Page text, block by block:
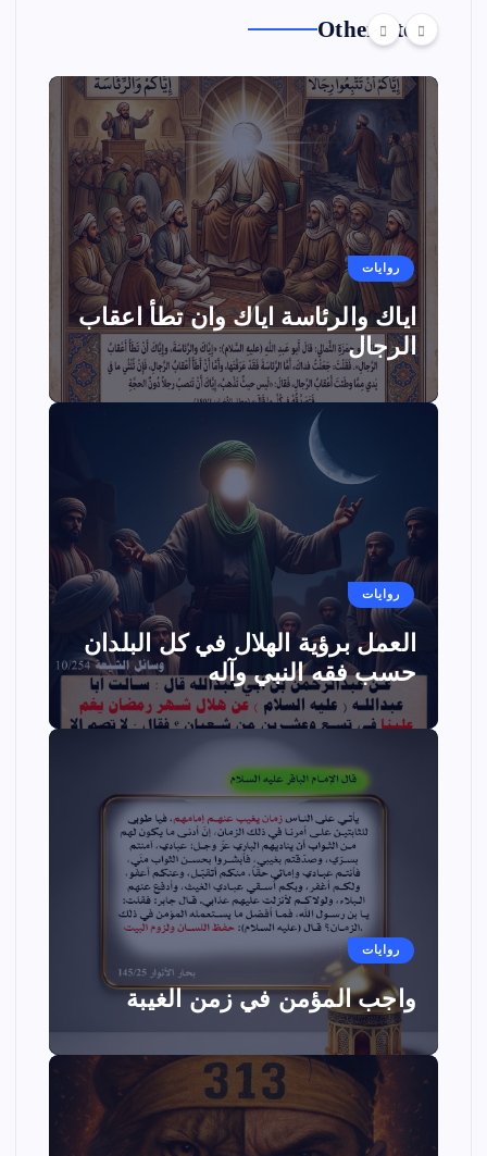
Other Story
روايات
اياك والرئاسة اياك وان تطأ اعقاب
الرجال
روايات
العمل برؤية الهلال في كل البلدان
حسب فقه النبي وآله
روايات
واجب المؤمن في زمن الغيبة